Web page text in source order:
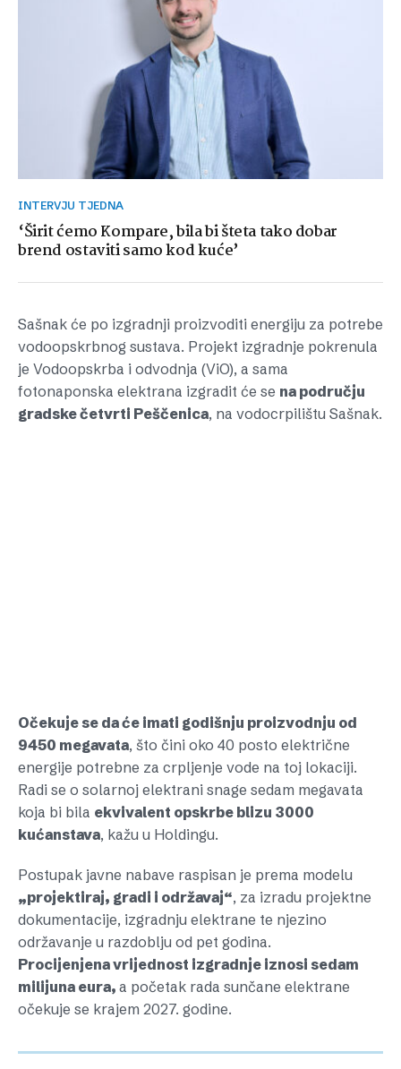
INTERVJU TJEDNA
‘Širit ćemo Kompare, bila bi šteta tako dobar
brend ostaviti samo kod kuće’
Sašnak će po izgradnji proizvoditi energiju za potrebe
vodoopskrbnog sustava. Projekt izgradnje pokrenula
je Vodoopskrba i odvodnja (ViO), a sama
fotonaponska elektrana izgradit će se na području
gradske četvrti Peščenica, na vodocrpilištu Sašnak.
Očekuje se da će imati godišnju proizvodnju od
9450 megavata, što čini oko 40 posto električne
energije potrebne za crpljenje vode na toj lokaciji.
Radi se o solarnoj elektrani snage sedam megavata
koja bi bila ekvivalent opskrbe blizu 3000
kućanstava, kažu u Holdingu.
Postupak javne nabave raspisan je prema modelu
„projektiraj, gradi i održavaj“, za izradu projektne
dokumentacije, izgradnju elektrane te njezino
održavanje u razdoblju od pet godina.
Procijenjena vrijednost izgradnje iznosi sedam
milijuna eura, a početak rada sunčane elektrane
očekuje se krajem 2027. godine.